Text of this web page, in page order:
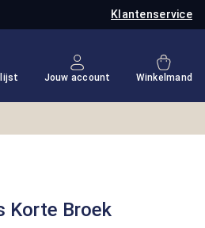
Klantenservice
hebt 0 items op je verlanglijstje
Jouw account Winkelmand
Korte Broek